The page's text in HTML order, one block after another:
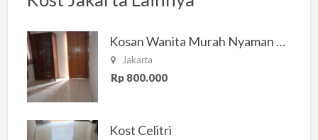
Kosan Wanita Murah Nyaman di Jakarta Selatan
Jakarta
Rp 800.000
Kost Celitri